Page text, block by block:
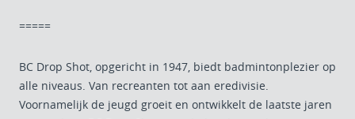
=====
BC Drop Shot, opgericht in 1947, biedt badmintonplezier op
alle niveaus. Van recreanten tot aan eredivisie.
Voornamelijk de jeugd groeit en ontwikkelt de laatste jaren